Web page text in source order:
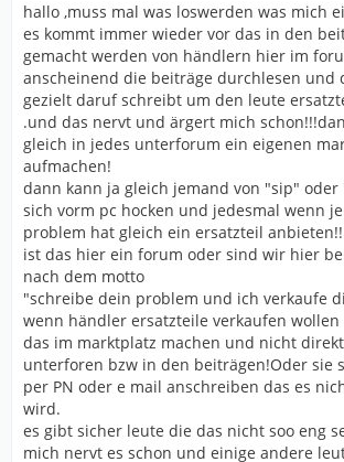
hallo ,muss mal was loswerden was mich
es kommt immer wieder vor das in den
gemacht werden von händlern hier im
anscheinend die beiträge durchlesen und
gezielt daruf schreibt um den leute
.und das nervt und ärgert mich
gleich in jedes unterforum ein eigenen
aufmachen!
dann kann ja gleich jemand von "sip" oder
sich vorm pc hocken und jedesmal wenn
problem hat gleich ein ersatzteil anbieten!!
ist das hier ein forum oder sind wir hier
nach dem motto
"schreibe dein problem und ich verkaufe
wenn händler ersatzteile verkaufen
das im marktplatz machen und nicht
unterforen bzw in den beiträgen!Oder sie
per PN oder e mail anschreiben das es
wird.
es gibt sicher leute die das nicht soo eng
mich nervt es schon und einige andere